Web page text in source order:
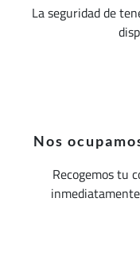
La seguridad de
Nos
Recogemos tu